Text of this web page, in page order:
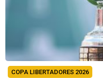
COPA LIBERTADORES 2026